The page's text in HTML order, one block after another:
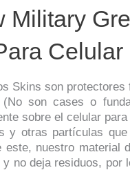
Military
Celular
Skins son protectores
(No son cases o
sobre el celular
y otras partículas
este, nuestro material
no deja residuos, por